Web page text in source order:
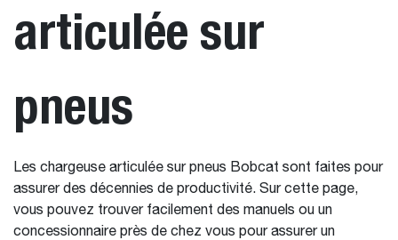
articulée sur
pneus
Les chargeuse articulée sur pneus Bobcat sont faites pour
assurer des décennies de productivité. Sur cette page,
vous pouvez trouver facilement des manuels ou un
concessionnaire près de chez vous pour assurer un